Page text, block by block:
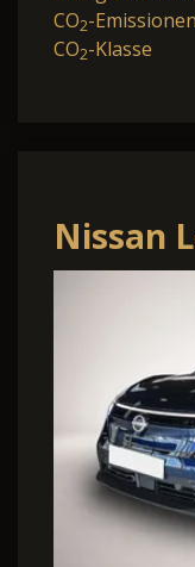
CO2-
CO2-Klasse
Nissan
kWh